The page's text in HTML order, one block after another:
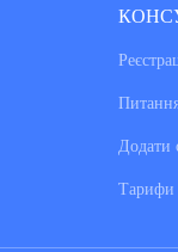
Додати
Тарифи